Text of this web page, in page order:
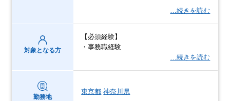
…続きを読む
対象となる方
【必須経験】
・事務職経験
…続きを読む
勤務地
東京都 神奈川県